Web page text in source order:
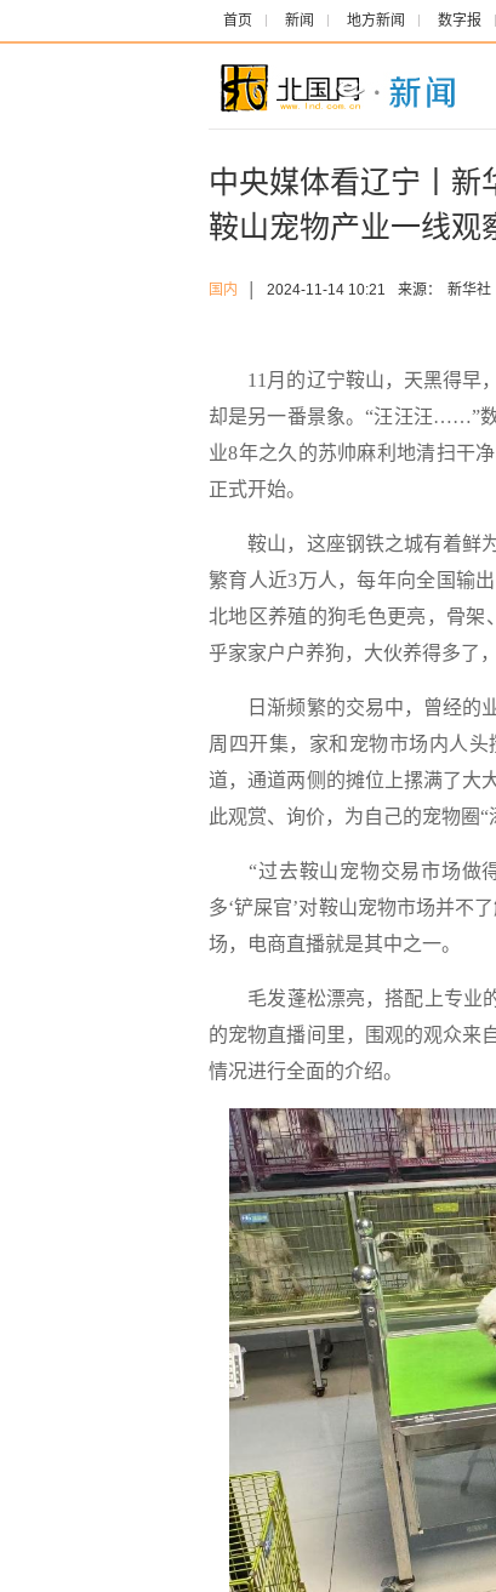
首页 新闻 地方新闻 数字报
中央媒体看辽宁丨
鞍山宠物产业一线观
国内 2024-11-14 10:21 来源： 新华社
11月的辽宁鞍山，天黑得早，
却是另一番景象。“汪汪汪……”
业8年之久的苏帅麻利地清扫干
正式开始。
鞍山，这座钢铁之城有着鲜
繁育人近3万人，每年向全国输
北地区养殖的狗毛色更亮，骨架
乎家家户户养狗，大伙养得多了
日渐频繁的交易中，曾经的业
周四开集，家和宠物市场内人
道，通道两侧的摊位上摞满了
此观赏、询价，为自己的宠物圈“
“过去鞍山宠物交易市场做得
多‘铲屎官’对鞍山宠物市场并不
场，电商直播就是其中之一。
毛发蓬松漂亮，搭配上专业的
的宠物直播间里，围观的观众来
情况进行全面的介绍。